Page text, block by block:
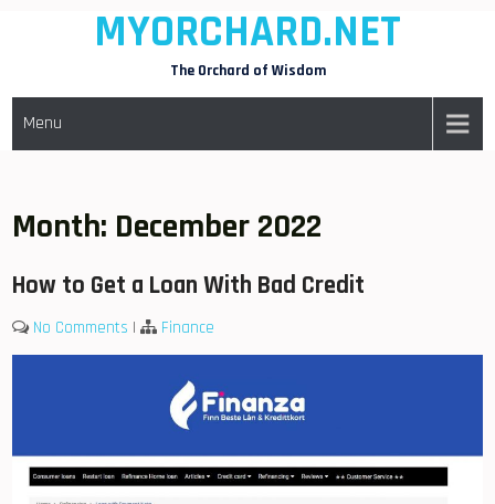
MYORCHARD.NET
The Orchard of Wisdom
Menu
Month: December 2022
How to Get a Loan With Bad Credit
No Comments | Finance